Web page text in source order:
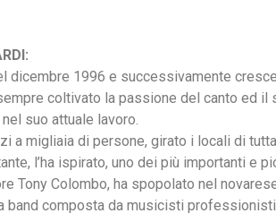
dicembre 1996 e successivamente
coltivato la passione del canto ed
suo attuale lavoro.
a migliaia di persone, girato i locali di
l’ha ispirato, uno dei più importanti e
Tony Colombo, ha spopolato nel
band composta da musicisti